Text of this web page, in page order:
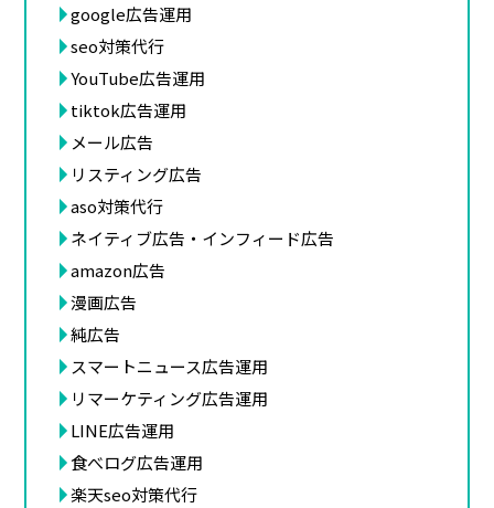
google広告運用
seo対策代行
YouTube広告運用
tiktok広告運用
メール広告
リスティング広告
aso対策代行
ネイティブ広告・インフィード広告
amazon広告
漫画広告
純広告
スマートニュース広告運用
リマーケティング広告運用
LINE広告運用
食べログ広告運用
楽天seo対策代行